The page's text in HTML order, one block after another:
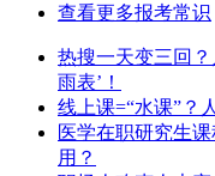
查看更多报考常识
热搜一天变三回
雨表’！
线上课=“水课”？
医学在职研究生
用？